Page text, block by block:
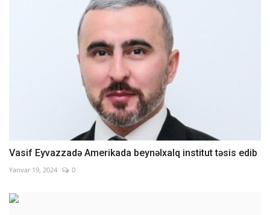
Vasif Eyvazzadə Amerikada beynəlxalq institut təsis edib
Yanvar 19, 2024 0